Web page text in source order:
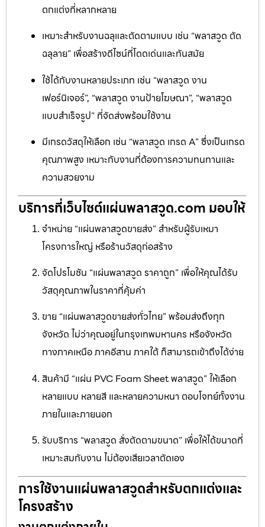
ตกแต่งที่หลากหลาย
เหมาะสำหรับงานฉลุและตัดตามแบบ เช่น “พลาสวูด ตัด
ฉลุลาย” เพื่อสร้างดีไซน์ที่โดดเด่นและทันสมัย
ใช้ได้กับงานหลายประเภท เช่น “พลาสวูด งาน
เฟอร์นิเจอร์”, “พลาสวูด งานป้ายโฆษณา”, “พลาสวูด
แบบสำเร็จรูป” ที่จัดส่งพร้อมใช้งาน
มีเกรดวัสดุให้เลือก เช่น “พลาสวูด เกรด A” ซึ่งเป็นเกรด
คุณภาพสูง เหมาะกับงานที่ต้องการความทนทานและ
ความสวยงาม
บริการที่เว็บไซต์แผ่นพลาสวูด.com มอบให้
จำหน่าย “แผ่นพลาสวูดขายส่ง” สำหรับผู้รับเหมา
โครงการใหญ่ หรือร้านวัสดุก่อสร้าง
จัดโปรโมชัน “แผ่นพลาสวูด ราคาถูก” เพื่อให้คุณได้รับ
วัสดุคุณภาพในราคาที่คุ้มค่า
ขาย “แผ่นพลาสวูดขายส่งทั่วไทย” พร้อมส่งถึงทุก
จังหวัด ไม่ว่าคุณอยู่ในกรุงเทพมหานคร หรือจังหวัด
ทางภาคเหนือ ภาคอีสาน ภาคใต้ ก็สามารถเข้าถึงได้ง่าย
สินค้ามี “แผ่น PVC Foam Sheet พลาสวูด” ให้เลือก
หลายแบบ หลายสี และหลายความหนา ตอบโจทย์ทั้งงาน
ภายในและภายนอก
รับบริการ “พลาสวูด สั่งตัดตามขนาด” เพื่อให้ได้ขนาดที่
เหมาะสมกับงาน ไม่ต้องเสียเวลาตัดเอง
การใช้งานแผ่นพลาสวูดสำหรับตกแต่งและ
โครงสร้าง